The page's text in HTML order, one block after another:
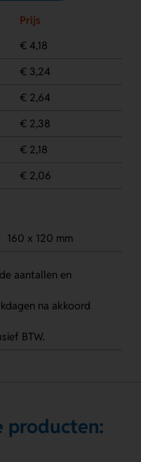
Prijs
€ 4,18
€ 3,24
€ 2,64
€ 2,38
€ 2,18
€ 2,06
160 x 120 mm
aantallen en
na akkoord
BTW.
producten: